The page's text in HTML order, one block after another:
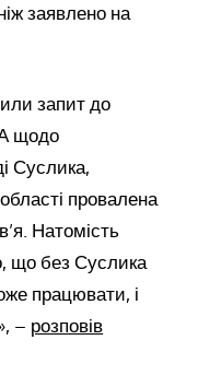
заявлено на
запит до
щодо
Суслика,
провалена
Натомість
що без Суслика
працювати, і
– розповів